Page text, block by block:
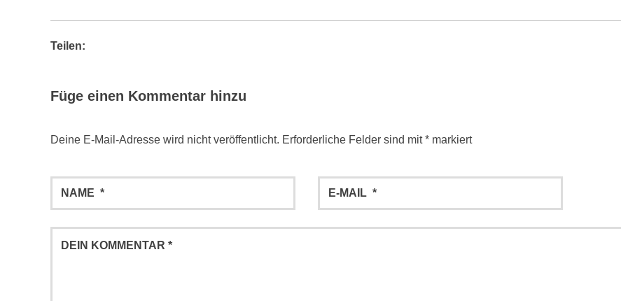
Teilen:
Füge einen Kommentar hinzu
Deine E-Mail-Adresse wird nicht veröffentlicht. Erforderliche Felder sind mit*markiert